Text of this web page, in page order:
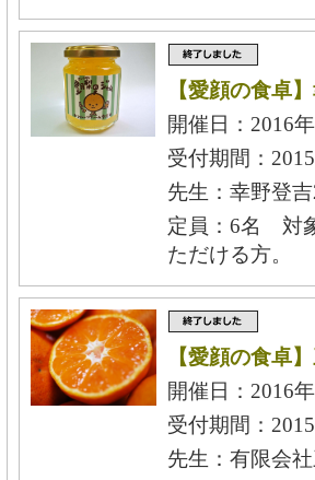
【愛顔の食卓
開催日：2016
受付期間：
先生：幸野登
定員：6名 対
ただける方。
【愛顔の食卓
開催日：2016
受付期間：
先生：有限会